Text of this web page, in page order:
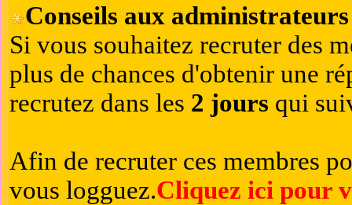
Conseils aux
Si vous souhaitez recruter des
plus de chances d'obtenir une
recrutez dans les 2 jours qui
Afin de recruter ces membres
vous logguez.Cliquez ici pour